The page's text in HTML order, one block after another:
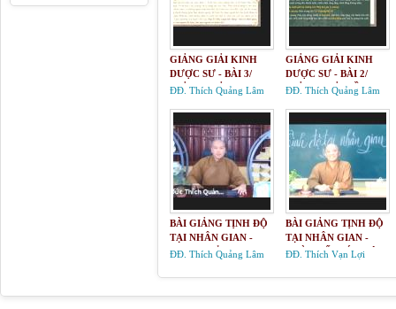
GIẢNG GIẢI KINH
DƯỢC SƯ - BÀI 3/
GIẢNG GIẢI KINH
ĐỨC DƯỢC SƯ LƯU
LY QUANG NHƯ LAI
ĐĐ. Thích Quảng Lâm
GIẢNG GIẢI KINH
DƯỢC SƯ - BÀI 2/
GIẢNG GIẢI VỀ KINH
ĐỨC DƯỢC SƯ LƯU
LY QUANG NHƯ LAI
ĐĐ. Thích Quảng Lâm
BÀI GIẢNG TỊNH ĐỘ
TẠI NHÂN GIAN -
10/TƯ TƯỞNG TỊNH
HIỆN ĐẠI.
ĐĐ. Thích Quảng Lâm
BÀI GIẢNG TỊNH ĐỘ
TẠI NHÂN GIAN -
9/TỪ THẾ GIỚI HIỆN
GIỚI HOÀN MỸ CỦA
PHẬT GIÁO.
ĐĐ. Thích Vạn Lợi